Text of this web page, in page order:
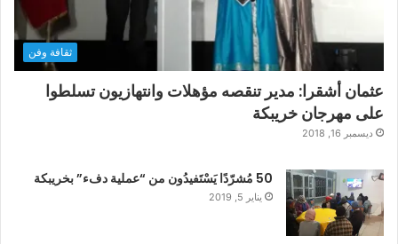
ثقافة وفن
عثمان أشقرا: مدير تنقصه مؤهلات وانتهازيون تسلطوا
على مهرجان خريبكة
ديسمبر 16, 2018
50 مُشرّدًا يَسْتَفيدُون من “عملية دفء” بخريبكة
يناير 5, 2019